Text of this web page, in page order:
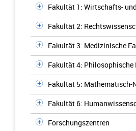
Fakultät 1: Wirtschafts-
Fakultät 2:
Fakultät 3: Medizinische
Fakultät 4:
Fakultät 5:
Fakultät 6:
Forschungszentren